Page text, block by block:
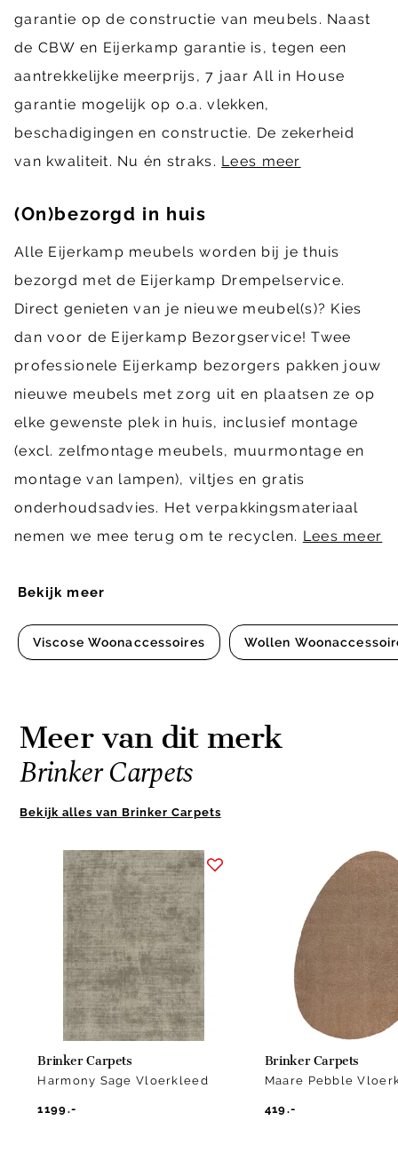
Bekijk meer
Viscose Woonaccessoires Wollen
garantie op de constructie van meubels. Naast
de CBW en Eijerkamp garantie is, tegen een
aantrekkelijke meerprijs, 7 jaar All in House
garantie mogelijk op o.a. vlekken,
beschadigingen en constructie. De zekerheid
van kwaliteit. Nu én straks. Lees meer
(On)bezorgd in huis
Alle Eijerkamp meubels worden bij je thuis
bezorgd met de Eijerkamp Drempelservice.
Direct genieten van je nieuwe meubel(s)? Kies
dan voor de Eijerkamp Bezorgservice! Twee
professionele Eijerkamp bezorgers pakken jouw
nieuwe meubels met zorg uit en plaatsen ze op
elke gewenste plek in huis, inclusief montage
(excl. zelfmontage meubels, muurmontage en
montage van lampen), viltjes en gratis
onderhoudsadvies. Het verpakkingsmateriaal
nemen we mee terug om te recyclen. Lees meer
Meer van dit merk
Brinker Carpets
Bekijk alles van Brinker Carpets
Brinker Carpets
Harmony Sage Vloerkleed
1199.-
Brinker Carpets
Maare Pebble
419.-